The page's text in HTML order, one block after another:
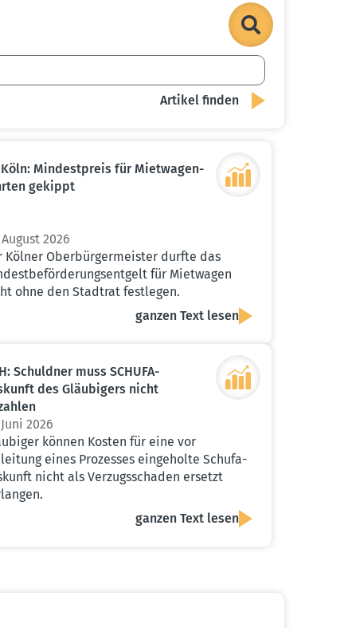
Köln: Mindest­preis für Mietwa­gen­
gekippt
August 2026
Kölner Oberbürgermeister durfte das
für Mietwagen
ohne den Stadtrat festlegen.
ganzen Text lesen
Schuldner muss SCHUFA-
des Gläubigers nicht
2026
können Kosten für eine vor
eines Prozesses eingeholte Schufa-
nicht als Verzugsschaden ersetzt
ganzen Text lesen